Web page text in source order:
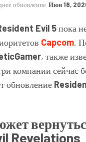
обновление Июн 18,
Evil 5пока
Capcom.
, также
компании сейчас
обновление